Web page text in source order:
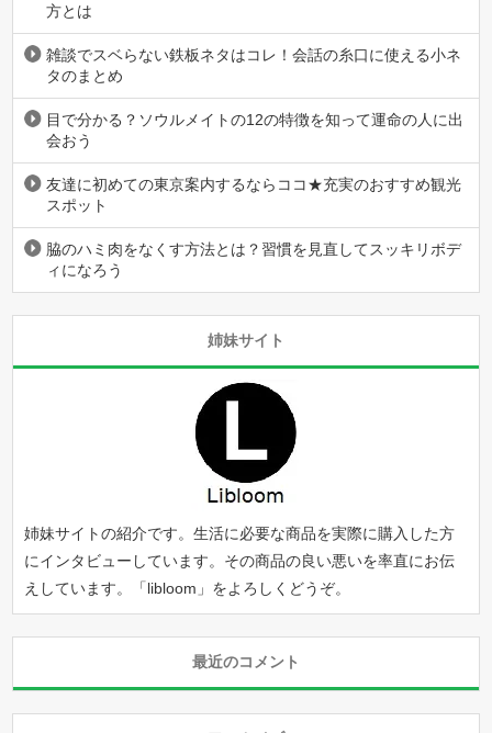
方とは
雑談でスベらない鉄板ネタはコレ！会話の糸口に使える小ネ
タのまとめ
目で分かる？ソウルメイトの12の特徴を知って運命の人に出
会おう
友達に初めての東京案内するならココ★充実のおすすめ観光
スポット
脇のハミ肉をなくす方法とは？習慣を見直してスッキリボデ
ィになろう
姉妹サイト
姉妹サイトの紹介です。生活に必要な商品を実際に購入した方
にインタビューしています。その商品の良い悪いを率直にお伝
えしています。「libloom 」をよろしくどうぞ。
最近のコメント